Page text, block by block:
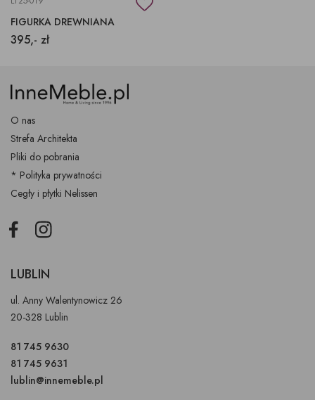
FIGURKA DREWNIANA
395,- zł
O nas
Strefa Architekta
Pliki do pobrania
* Polityka prywatności
Cegły i płytki Nelissen
FacebookInstagram
LUBLIN
ul. Anny Walentynowicz 26
20-328 Lublin
81 745 9630
81 745 9631
lublin@innemeble.pl